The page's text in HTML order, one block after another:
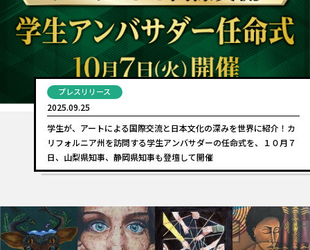
プレスリリース
2025.09.25
学生が、アートによる国際交流と日本文化の深みを世界に紹介！カ
リフォルニア州を訪問する学生アンバサダーの任命式を、１０月７
日、山梨県知事、静岡県知事も登壇して開催